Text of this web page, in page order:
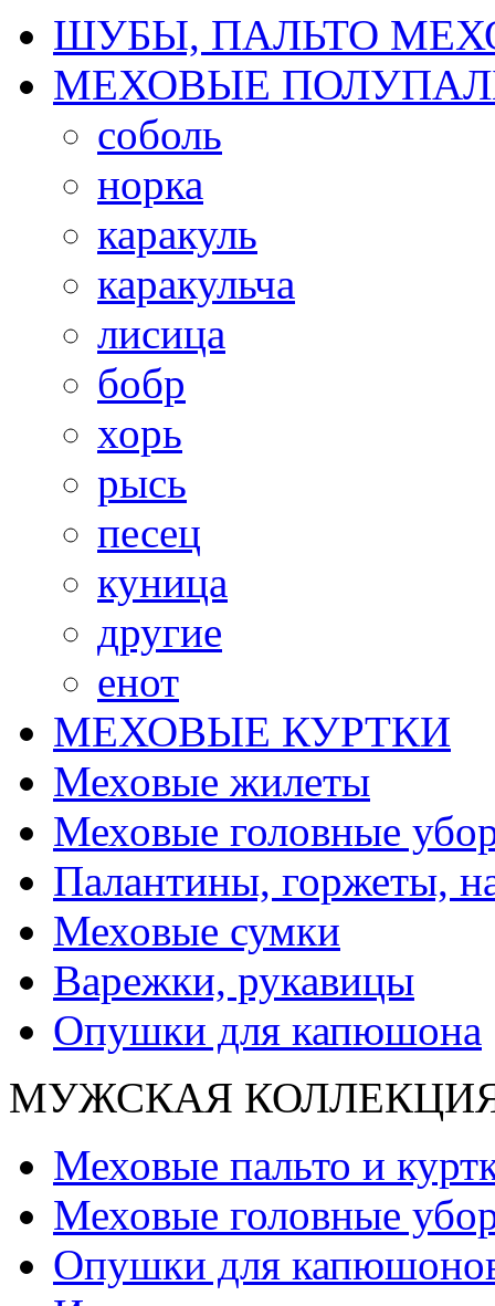
ШУБЫ, ПАЛЬТО
МЕХОВЫЕ
соболь
норка
каракуль
каракульча
лисица
бобр
хорь
рысь
песец
куница
другие
енот
МЕХОВЫЕ КУРТКИ
Меховые жилеты
Меховые головные
Палантины, горжеты,
Меховые сумки
Варежки, рукавицы
Опушки для капюшона
МУЖСКАЯ
Меховые пальто и
Меховые головные
Опушки для